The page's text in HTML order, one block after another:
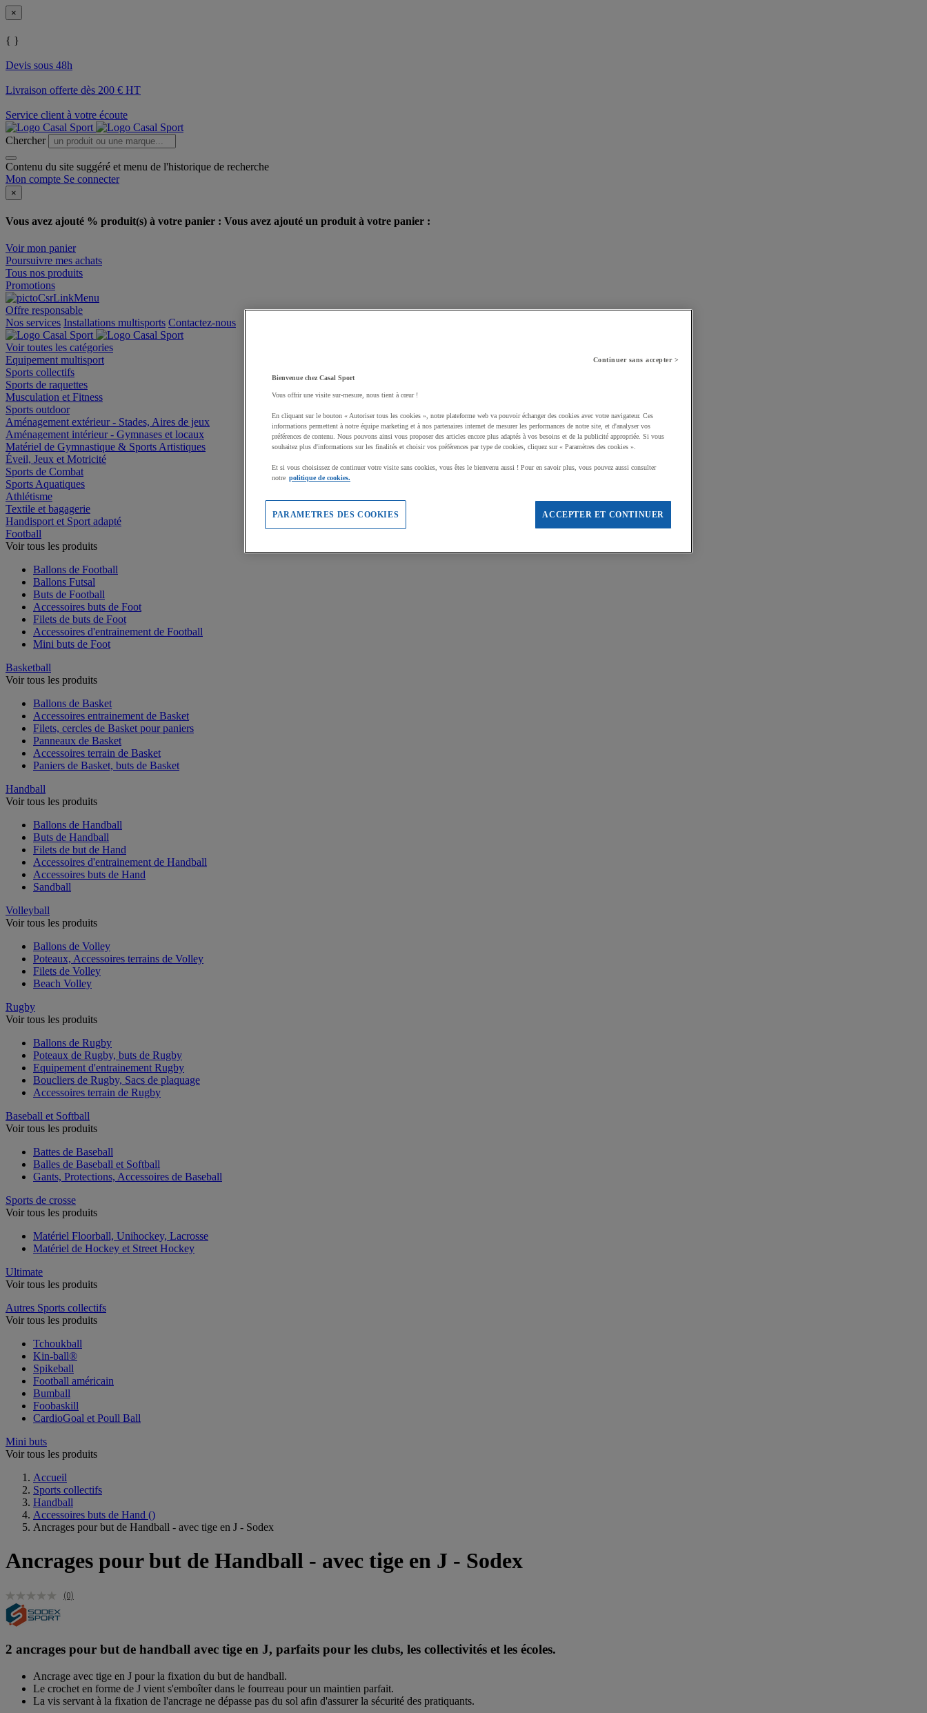
×
{ }
Devis sous 48h
Livraison offerte dès 200 € HT
Service client à votre écoute
Chercher
Contenu du site suggéré et menu de l'historique de recherche
Mon compte Se connecter
×
Vous avez ajouté % produit(s) à votre panier : Vous avez ajouté un produit à votre panier :
Voir mon panier
Poursuivre mes achats
Tous nos produits
Promotions
Offre responsable
Nos services Installations multisports Contactez-nous
Voir toutes les catégories
Equipement multisport
Sports collectifs
Sports de raquettes
Musculation et Fitness
Sports outdoor
Aménagement extérieur - Stades, Aires de jeux
Aménagement intérieur - Gymnases et locaux
Matériel de Gymnastique & Sports Artistiques
Éveil, Jeux et Motricité
Sports de Combat
Sports Aquatiques
Athlétisme
Textile et bagagerie
Handisport et Sport adapté
Football
Voir tous les produits
Ballons de Football
Ballons Futsal
Buts de Football
Accessoires buts de Foot
Filets de buts de Foot
Accessoires d'entrainement de Football
Mini buts de Foot
Basketball
Voir tous les produits
Ballons de Basket
Accessoires entrainement de Basket
Filets, cercles de Basket pour paniers
Panneaux de Basket
Accessoires terrain de Basket
Paniers de Basket, buts de Basket
Handball
Voir tous les produits
Ballons de Handball
Buts de Handball
Filets de but de Hand
Accessoires d'entrainement de Handball
Accessoires buts de Hand
Sandball
Volleyball
Voir tous les produits
Ballons de Volley
Poteaux, Accessoires terrains de Volley
Filets de Volley
Beach Volley
Rugby
Voir tous les produits
Ballons de Rugby
Poteaux de Rugby, buts de Rugby
Equipement d'entrainement Rugby
Boucliers de Rugby, Sacs de plaquage
Accessoires terrain de Rugby
Baseball et Softball
Voir tous les produits
Battes de Baseball
Balles de Baseball et Softball
Gants, Protections, Accessoires de Baseball
Sports de crosse
Voir tous les produits
Matériel Floorball, Unihockey, Lacrosse
Matériel de Hockey et Street Hockey
Ultimate
Voir tous les produits
Autres Sports collectifs
Voir tous les produits
Tchoukball
Kin-ball®
Spikeball
Football américain
Bumball
Foobaskill
CardioGoal et Poull Ball
Mini buts
Voir tous les produits
Accueil
Sports collectifs
Handball
Accessoires buts de Hand ()
Ancrages pour but de Handball - avec tige en J - Sodex
Ancrages pour but de Handball - avec tige en J - Sodex
(0)
2 ancrages pour but de handball avec tige en J, parfaits pour les clubs, les collectivités et les écoles.
Ancrage avec tige en J pour la fixation du but de handball.
Le crochet en forme de J vient s'emboîter dans le fourreau pour un maintien parfait.
La vis servant à la fixation de l'ancrage ne dépasse pas du sol afin d'assurer la sécurité des pratiquants.
Continuer sans accepter >
Bienvenue chez Casal Sport
Vous offrir une visite sur-mesure, nous tient à cœur !
En cliquant sur le bouton « Autoriser tous les cookies », notre plateforme web va pouvoir échanger des cookies avec votre navigateur. Ces
informations permettent à notre équipe marketing et à nos partenaires internet de mesurer les performances de notre site, et d'analyser vos
préférences de contenu. Nous pouvons ainsi vous proposer des articles encore plus adaptés à vos besoins et de la publicité appropriée. Si vous
souhaitez plus d'informations sur les finalités et choisir vos préférences par type de cookies, cliquez sur « Paramètres des cookies ».
Et si vous choisissez de continuer votre visite sans cookies, vous êtes le bienvenu aussi ! Pour en savoir plus, vous pouvez aussi consulter
notre politique de cookies.
ACCEPTER ET CONTINUER
PARAMETRES DES COOKIES